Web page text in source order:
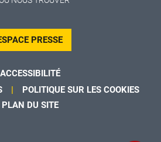
PRESSE
ACCESSIBILITÉ
POLITIQUE SUR LES COOKIES
PLAN DU SITE